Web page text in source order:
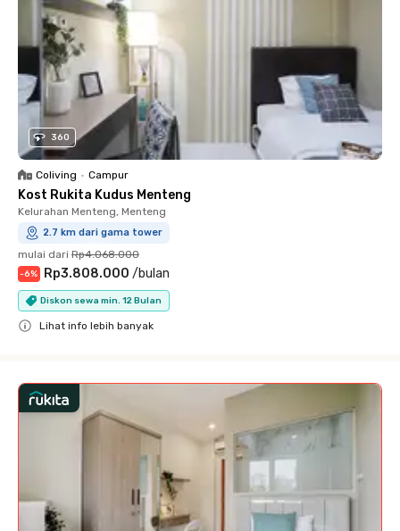
360
Coliving • Campur
Kost Rukita Kudus Menteng
Kelurahan Menteng, Menteng
2.7 km dari gama tower
mulai dari Rp4.068.000
-6% Rp3.808.000 /bulan
Diskon sewa min. 12 Bulan
Lihat info lebih banyak